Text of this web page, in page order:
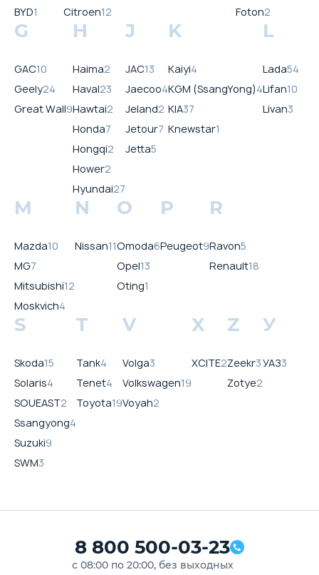
BYD1
Citroen12
Foton2
G
GAC10
Geely24
Great Wall9
H
Haima2
Haval23
Hawtai2
Honda7
Hongqi2
Hower2
Hyundai27
J
JAC13
Jaecoo4
Jeland2
Jetour7
Jetta5
K
Kaiyi4
KGM (SsangYong)4
KIA37
Knewstar1
L
Lada54
Lifan10
Livan3
M
Mazda10
MG7
Mitsubishi12
Moskvich4
N
Nissan11
O
Omoda6
Opel13
Oting1
P
Peugeot9
R
Ravon5
Renault18
S
Skoda15
Solaris4
SOUEAST2
Ssangyong4
Suzuki9
SWM3
T
Tank4
Tenet4
Toyota19
V
Volga3
Volkswagen19
Voyah2
X
XCITE2
Z
Zeekr3
Zotye2
У
УАЗ3
8 800 500-03-23
с 08:00 по 20:00, без выходных